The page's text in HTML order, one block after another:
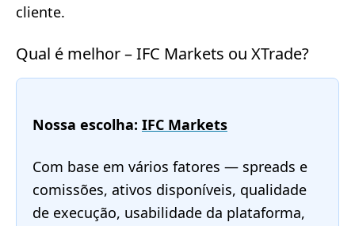
cliente.
Qual é melhor – IFC Markets ou XTrade?
Nossa escolha: IFC Markets
Com base em vários fatores — spreads e
comissões, ativos disponíveis, qualidade
de execução, usabilidade da plataforma,